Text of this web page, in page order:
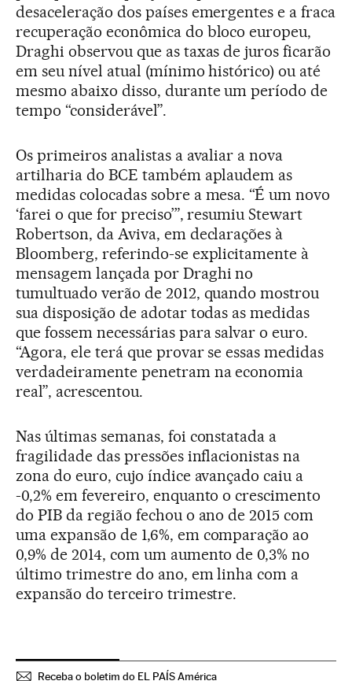
desaceleração dos países emergentes e a fraca
recuperação econômica do bloco europeu,
Draghi observou que as taxas de juros ficarão
em seu nível atual (mínimo histórico) ou até
mesmo abaixo disso, durante um período de
tempo “considerável”.
Os primeiros analistas a avaliar a nova
artilharia do BCE também aplaudem as
medidas colocadas sobre a mesa. “É um novo
‘farei o que for preciso’”, resumiu Stewart
Robertson, da Aviva, em declarações à
Bloomberg, referindo-se explicitamente à
mensagem lançada por Draghi no
tumultuado verão de 2012, quando mostrou
sua disposição de adotar todas as medidas
que fossem necessárias para salvar o euro.
“Agora, ele terá que provar se essas medidas
verdadeiramente penetram na economia
real”, acrescentou.
Nas últimas semanas, foi constatada a
fragilidade das pressões inflacionistas na
zona do euro, cujo índice avançado caiu a
-0,2% em fevereiro, enquanto o crescimento
do PIB da região fechou o ano de 2015 com
uma expansão de 1,6%, em comparação ao
0,9% de 2014, com um aumento de 0,3% no
último trimestre do ano, em linha com a
expansão do terceiro trimestre.
Receba o boletim do EL PAÍS América